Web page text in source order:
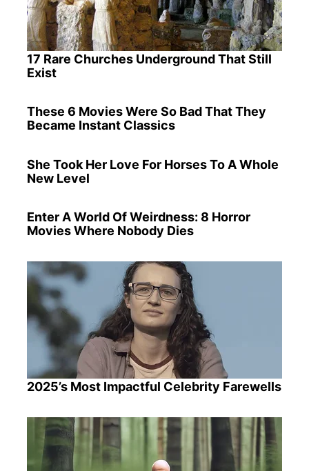
17 Rare Churches Underground That Still
Exist
These 6 Movies Were So Bad That They
Became Instant Classics
She Took Her Love For Horses To A Whole
New Level
Enter A World Of Weirdness: 8 Horror
Movies Where Nobody Dies
2025’s Most Impactful Celebrity Farewells